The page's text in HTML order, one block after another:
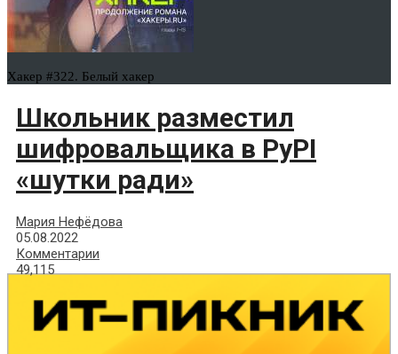
Хакер #322. Белый хакер
Школьник разместил
шифровальщика в PyPI
«шутки ради»
Мария Нефёдова
05.08.2022
Комментарии
49,115